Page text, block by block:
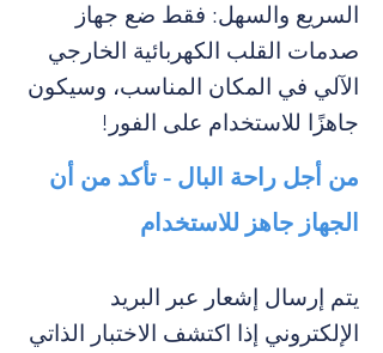
السريع والسهل: فقط ضع جهاز
صدمات القلب الكهربائية الخارجي
الآلي في المكان المناسب، وسيكون
جاهزًا للاستخدام على الفور!
من أجل راحة البال - تأكد من أن
الجهاز جاهز للاستخدام
يتم إرسال إشعار عبر البريد
الإلكتروني إذا اكتشف الاختبار الذاتي